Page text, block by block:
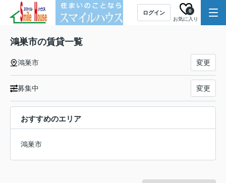
ログイン
お気に入り
0
鴻巣市の賃貸一覧
鴻巣市 変更
募集中 変更
おすすめのエリア
鴻巣市